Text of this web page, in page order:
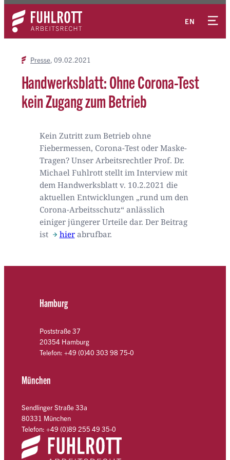
Zum
Inhalt
springen
EN
Kontakt
Presse 09.02.2021
Handwerksblatt: Ohne Corona-Test
kein Zugang zum Betrieb
Kein Zutritt zum Betrieb ohne
Fiebermessen, Corona-Test oder Maske-
Tragen? Unser Arbeitsrechtler Prof. Dr.
Michael Fuhlrott stellt im Interview mit
dem Handwerksblatt v. 10.2.2021 die
aktuellen Entwicklungen „rund um den
Corona-Arbeitsschutz“ anlässlich
einiger jüngerer Urteile dar. Der Beitrag
ist
hierabrufbar.
Hamburg
Poststraße 37
20354 Hamburg
Telefon: +49 (0)40 303 98 75-0
München
Sendlinger Straße 33a
80331 München
Telefon: +49 (0)89 255 49 35-0